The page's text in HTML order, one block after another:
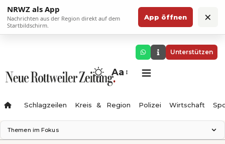
NRWZ als App
Nachrichten aus der Region direkt auf dem
Startbildschirm.
App öffnen ×
Unterstützen
Aa
Schlagzeilen Kreis & Region Polizei Wirtschaft
Themen im Fokus